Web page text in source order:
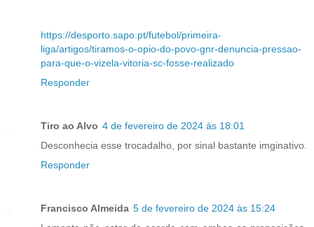
https://desporto.sapo.pt/futebol/primeira-
liga/artigos/tiramos-o-opio-do-povo-gnr-denuncia-pressao-
para-que-o-vizela-vitoria-sc-fosse-realizado
Responder
Tiro ao Alvo 4 de fevereiro de 2024 às 18:01
Desconhecia esse trocadalho, por sinal bastante imginativo.
Responder
Francisco Almeida 5 de fevereiro de 2024 às 15:24